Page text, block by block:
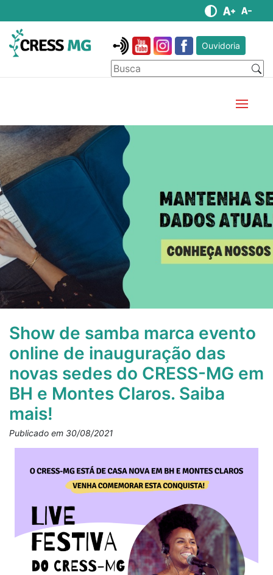
Ouvidoria
Show de samba marca evento
online de inauguração das
novas sedes do CRESS-MG em
BH e Montes Claros. Saiba
mais!
Publicado em 30/08/2021